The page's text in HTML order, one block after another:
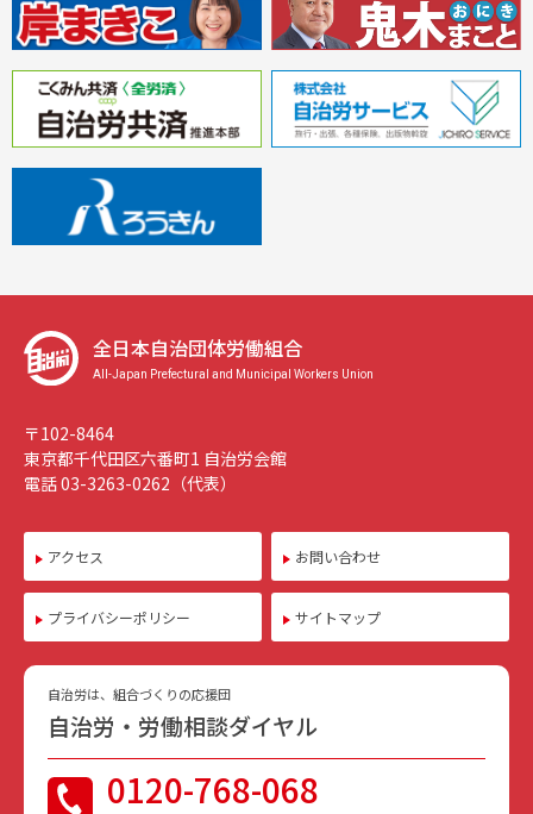
全日本自治団体労働組合
All-Japan Prefectural and Municipal Workers Union
〒102-8464
東京都千代田区六番町1 自治労会館
電話 03-3263-0262（代表）
アクセス お問い合わせ
プライバシーポリシー サイトマップ
自治労は、組合づくりの応援団
自治労・労働相談ダイヤル
0120-768-068